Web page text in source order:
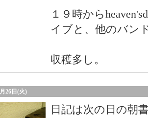
１９時から
イブと、他のバン
収穫多し。
26日(火)
日記は次の日の朝